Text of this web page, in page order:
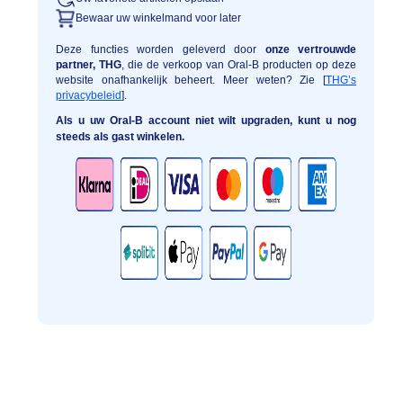
Bewaar uw winkelmand voor later
Deze functies worden geleverd door onze vertrouwde
partner, THG, die de verkoop van Oral-B producten op deze
website onafhankelijk beheert. Meer weten? Zie [THG’s
privacybeleid].
Als u uw Oral-B account niet wilt upgraden, kunt u nog
steeds als gast winkelen.